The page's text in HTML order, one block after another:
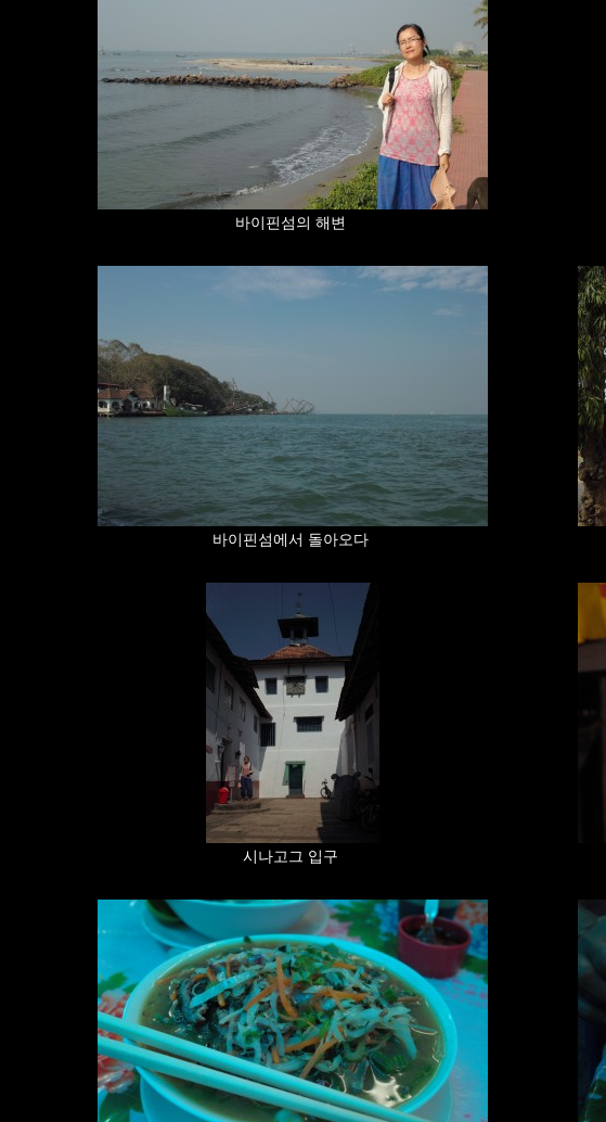
바이핀섬의 해변
바이핀섬에서 돌아오다
시나고그 입구